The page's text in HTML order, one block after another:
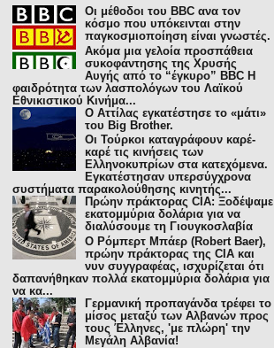
Οι μέθοδοι του BΒC ανα τον
κόσμο που υπόκεινται στην
παγκοσμιοποίηση είναι γνωστές.
Ακόμα μια γελοία προσπάθεια
συκοφάντησης της Χρυσής
Αυγής από το “έγκυρο” BBC Η
φαιδρότητα των λασπολόγων του Λαϊκού
Εθνικιστικού Κινήμα...
Ο Αττίλας εγκατέστησε το «μάτι»
του Big Brother.
Οι Τούρκοι καταγράφουν καρέ-
καρέ τις κινήσεις των
Ελληνοκυπρίων στα κατεχόμενα.
Εγκατέστησαν υπερσύγχρονα
συστήματα παρακολούθησης κινητής...
Πρώην πράκτορας CIA: Ξοδέψαμε
εκατομμύρια δολάρια για να
διαλύσουμε τη Γιουγκοσλαβία
Ο Ρόμπερτ Μπάερ (Robert Baer),
πρώην πράκτορας της CIA και
νυν συγγραφέας, ισχυρίζεται ότι
δαπανήθηκαν πολλά εκατομμύρια δολάρια για
να κα...
Γερμανική προπαγάνδα τρέφει το
μίσος μεταξύ των Αλβανών προς
τους Έλληνες, 'με πλώρη' την
Μεγάλη Αλβανία!